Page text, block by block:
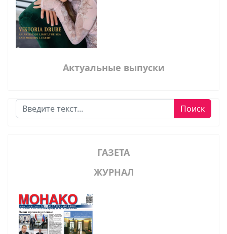
Актуальные выпуски
Поиск Поиск
ГАЗЕТА
ЖУРНАЛ